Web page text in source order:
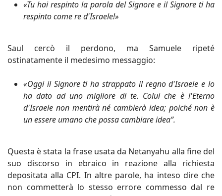
«Tu hai respinto la parola del Signore e il Signore ti ha
respinto come re d'Israele!»
Saul cercò il perdono, ma Samuele ripeté
ostinatamente il medesimo messaggio:
«Oggi il Signore ti ha strappato il regno d'Israele e lo
ha dato ad uno migliore di te. Colui che è l'Eterno
d'Israele non mentirà né cambierà idea; poiché non è
un essere umano che possa cambiare idea”.
Questa è stata la frase usata da Netanyahu alla fine del
suo discorso in ebraico in reazione alla richiesta
depositata alla CPI. In altre parole, ha inteso dire che
non commetterà lo stesso errore commesso dal re